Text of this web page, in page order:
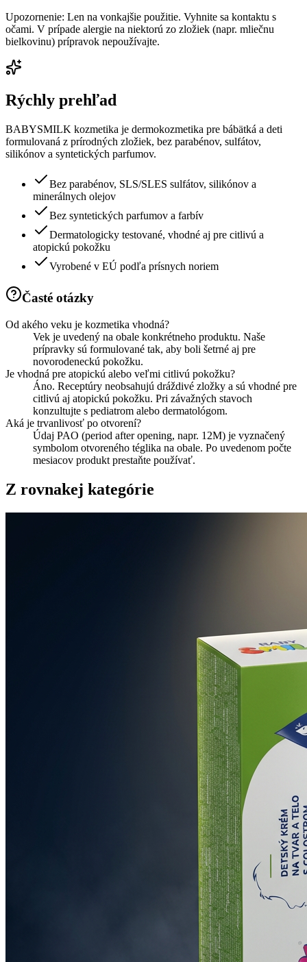
Upozornenie: Len na vonkajšie použitie. Vyhnite sa kontaktu s
očami. V prípade alergie na niektorú zo zložiek (napr. mliečnu
bielkovinu) prípravok nepoužívajte.
Rýchly prehľad
BABYSMILK kozmetika je dermokozmetika pre bábätká a deti
formulovaná z prírodných zložiek, bez parabénov, sulfátov,
silikónov a syntetických parfumov.
Bez parabénov, SLS/SLES sulfátov, silikónov a
minerálnych olejov
Bez syntetických parfumov a farbív
Dermatologicky testované, vhodné aj pre citlivú a
atopickú pokožku
Vyrobené v EÚ podľa prísnych noriem
Časté otázky
Od akého veku je kozmetika vhodná?
Vek je uvedený na obale konkrétneho produktu. Naše
prípravky sú formulované tak, aby boli šetrné aj pre
novorodeneckú pokožku.
Je vhodná pre atopickú alebo veľmi citlivú pokožku?
Áno. Receptúry neobsahujú dráždivé zložky a sú vhodné pre
citlivú aj atopickú pokožku. Pri závažných stavoch
konzultujte s pediatrom alebo dermatológom.
Aká je trvanlivosť po otvorení?
Údaj PAO (period after opening, napr. 12M) je vyznačený
symbolom otvoreného téglika na obale. Po uvedenom počte
mesiacov produkt prestaňte používať.
Z rovnakej kategórie